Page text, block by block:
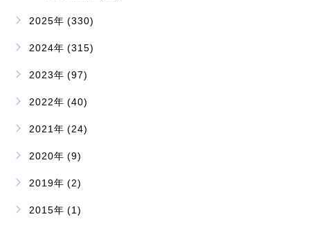
2025年 (330)
2024年 (315)
2023年 (97)
2022年 (40)
2021年 (24)
2020年 (9)
2019年 (2)
2015年 (1)